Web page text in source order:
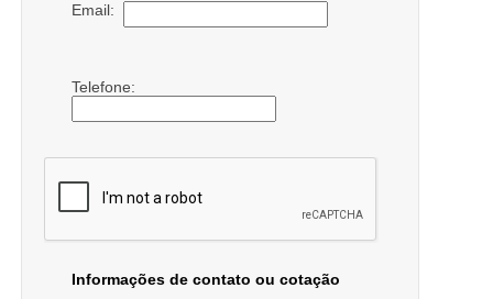
Email:
Telefone:
Informações de contato ou cotação